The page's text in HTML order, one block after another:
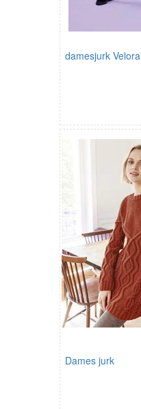
damesjurk Velora
Dames jurk